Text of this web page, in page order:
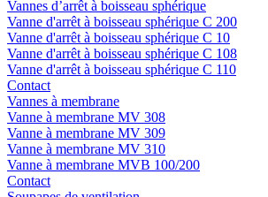
Vannes d’arrêt à boisseau sphérique
Vanne d'arrêt à boisseau sphérique C 200
Vanne d'arrêt à boisseau sphérique C 10
Vanne d'arrêt à boisseau sphérique C 108
Vanne d'arrêt à boisseau sphérique C 110
Contact
Vannes à membrane
Vanne à membrane MV 308
Vanne à membrane MV 309
Vanne à membrane MV 310
Vanne à membrane MVB 100/200
Contact